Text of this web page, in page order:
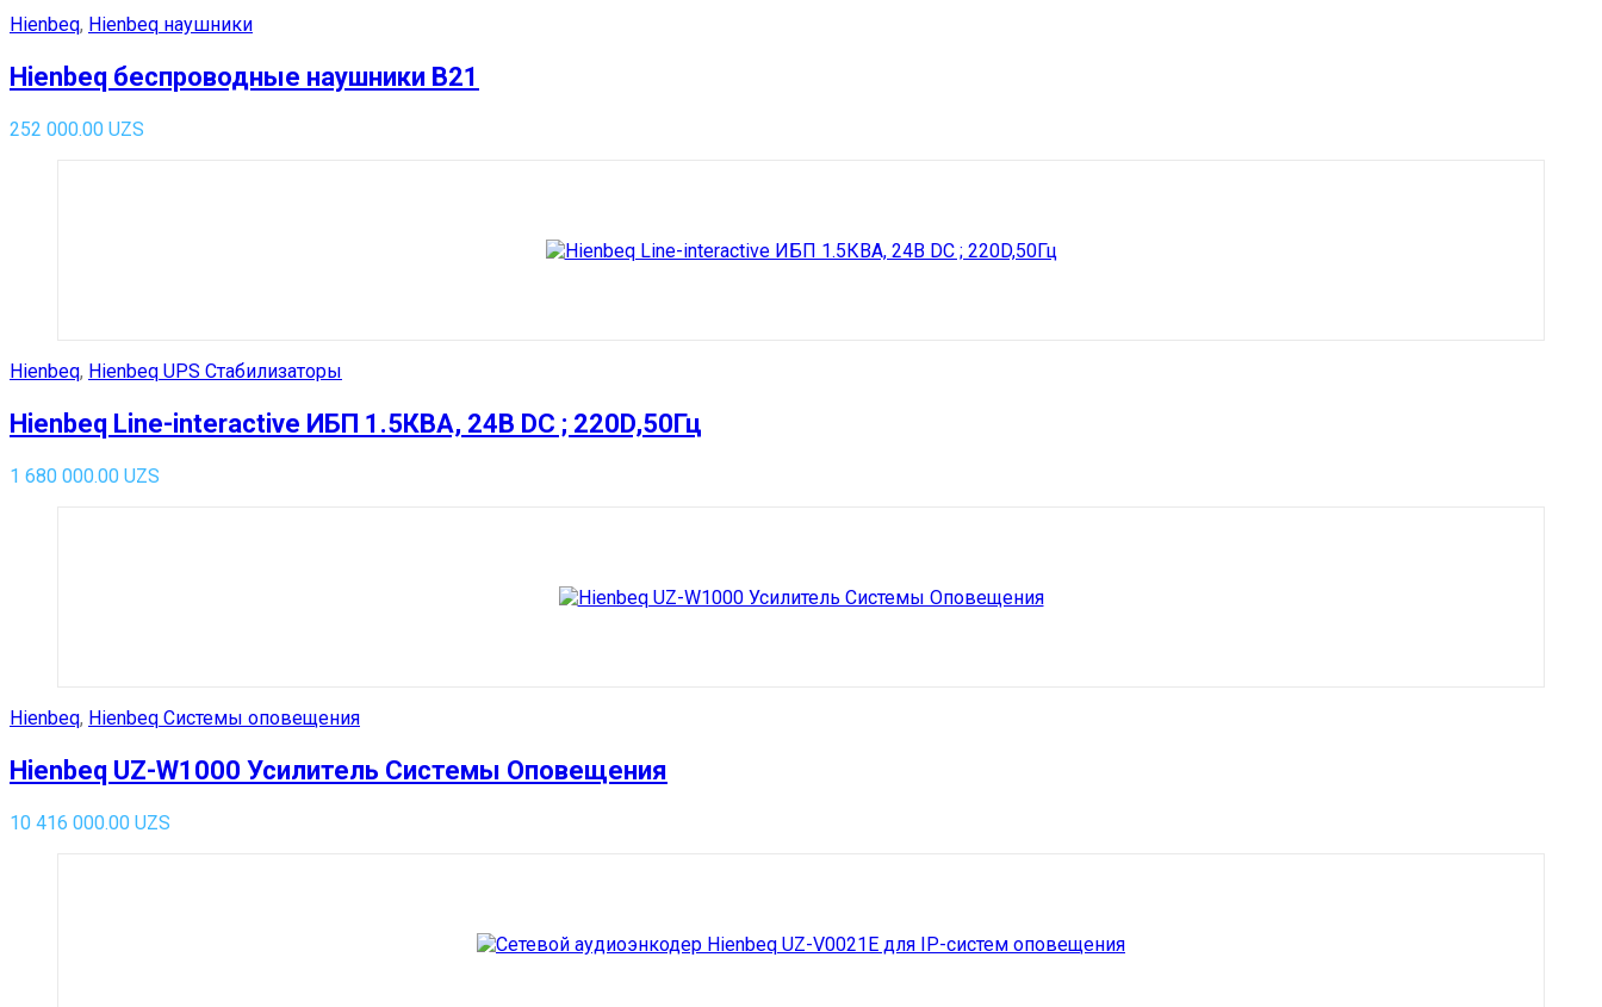
Hienbeq, Hienbeq наушники
Hienbeq беспроводные наушники B21
252 000.00 UZS
Hienbeq, Hienbeq UPS Стабилизаторы
Hienbeq Line-interactive ИБП 1.5КВА, 24В DC ; 220D,50Гц
1 680 000.00 UZS
Hienbeq, Hienbeq Системы оповещения
Hienbeq UZ-W1000 Усилитель Системы Оповещения
10 416 000.00 UZS